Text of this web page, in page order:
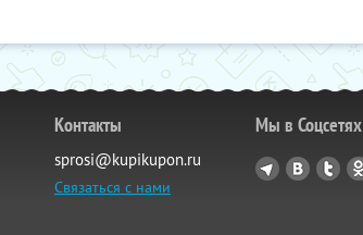
Контакты
sprosi@kupikupon.ru
Связаться с нами
Мы в Соцсетях